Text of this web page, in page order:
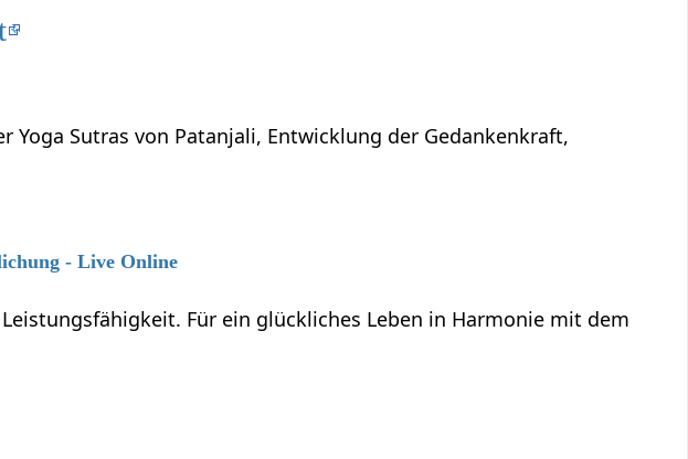
Yoga Sutras von Patanjali, Entwicklung der Gedankenkraft,
- Live Online
Für ein glückliches Leben in Harmonie mit dem